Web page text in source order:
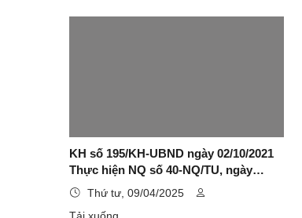
KH số 195/KH-UBND ngày 02/10/2021
Thực hiện NQ số 40-NQ/TU, ngày
05/8/2021 của Ban Thường vụ Tỉnh uỷ
về xây dựng và phát triển TPLS giai
Thứ tư, 09/04/2025
Tải xuống